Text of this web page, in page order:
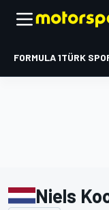
FORMULA 1TÜRK
Niels